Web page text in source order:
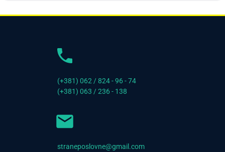
(+381) 062 / 824 - 96 - 74
(+381) 063 / 236 - 138
straneposlovne@gmail.com